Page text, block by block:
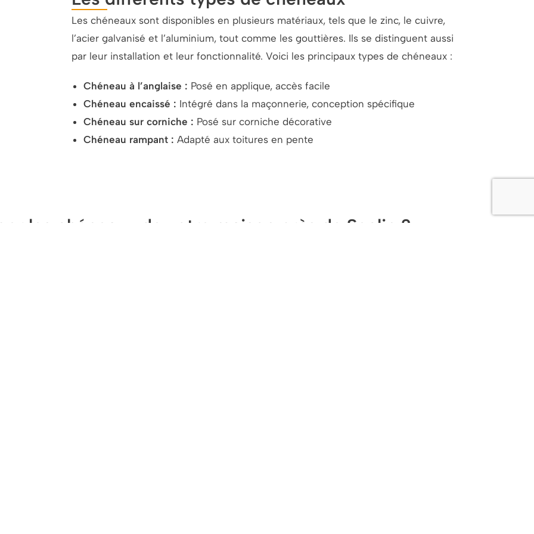
Les chéneaux sont disponibles en plusieurs matériaux, tels que le zinc, le cuivre,
l’acier galvanisé et l’aluminium, tout comme les gouttières. Ils se distinguent aussi
par leur installation et leur fonctionnalité. Voici les principaux types de chéneaux :
Chéneau à l’anglaise : Posé en applique, accès facile
Chéneau encaissé : Intégré dans la maçonnerie, conception spécifique
Chéneau sur corniche : Posé sur corniche décorative
Chéneau rampant : Adapté aux toitures en pente
les chéneaux de votre maison près de Seclin ?